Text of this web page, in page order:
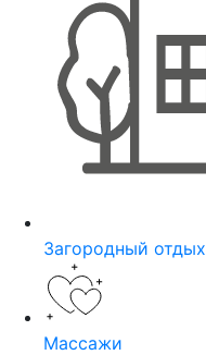
Загородный отдых
Массажи